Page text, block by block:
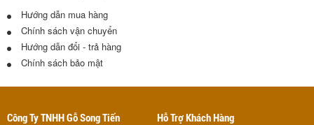
Hướng dẫn mua hàng
Chính sách vận chuyển
Hướng dẫn đổi - trả hàng
Chính sách bảo mật
Công Ty TNHH Gỗ Song Tiến Hỗ Trợ Khách Hàng